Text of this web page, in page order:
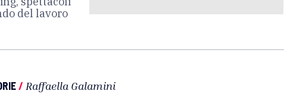
del lavoro
/ Raffaella Galamini